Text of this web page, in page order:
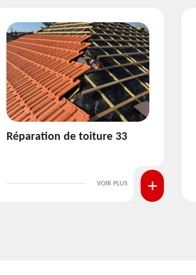
Isolation de toiture 33
VOIR PLUS